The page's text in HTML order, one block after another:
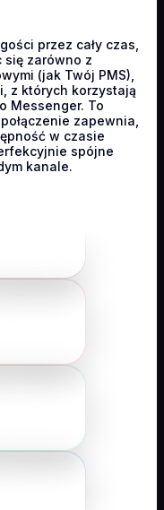
przez cały czas,
się zarówno z
(jak Twój PMS),
z których korzystają
Messenger. To
zapewnia,
w czasie
spójne
kanale.